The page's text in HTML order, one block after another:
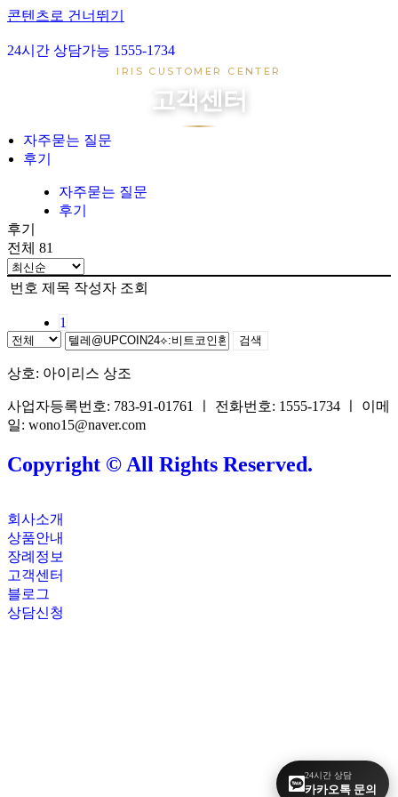
콘텐츠로 건너뛰기
장례준비
자주묻는 질문
후기
24시간 상담가능 1555-1734
IRIS CUSTOMER CENTER
고객센터
자주묻는 질문
후기
자주묻는 질문
후기
후기
전체 81
번호 제목 작성자 조회
1
검색
24시간 상담
카카오톡 문의
상호: 아이리스 상조
사업자등록번호: 783-91-01761 ㅣ 전화번호: 1555-1734 ㅣ 이메
일: wono15@naver.com
Copyright © All Rights Reserved.
회사소개
상품안내
장례정보
고객센터
블로그
상담신청